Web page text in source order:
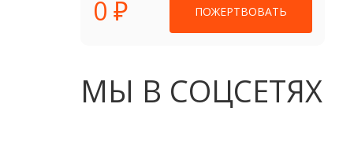
0 ₽ ПОЖЕРТВОВАТЬ
МЫ В СОЦСЕТЯХ